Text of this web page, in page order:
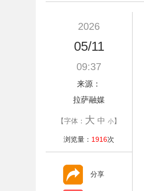
2026
05/11
09:37
来源：
拉萨融媒
【字体： 大 中 小】
浏览量： 1916次
分享